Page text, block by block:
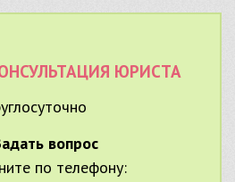
ЮРИСТА
вопрос
по телефону: